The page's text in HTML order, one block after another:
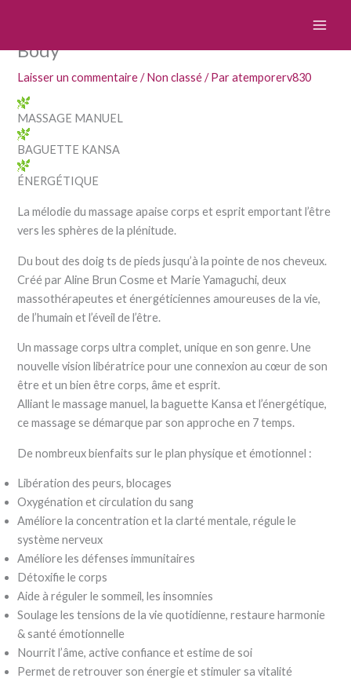
Body
Laisser un commentaire /Non classé/ Paratemporerv830
MASSAGE MANUEL
BAGUETTE KANSA
ÉNERGÉTIQUE
La mélodie du massage apaise corps et esprit emportant l’être
vers les sphères de la plénitude.
Du bout des doig ts de pieds jusqu’à la pointe de nos cheveux.
Créé par Aline Brun Cosme et Marie Yamaguchi, deux
massothérapeutes et énergéticiennes amoureuses de la vie,
de l’humain et l’éveil de l’être.
Un massage corps ultra complet, unique en son genre. Une
nouvelle vision libératrice pour une connexion au cœur de son
être et un bien être corps, âme et esprit.
Alliant le massage manuel, la baguette Kansa et l’énergétique,
ce massage se démarque par son approche en 7 temps.
De nombreux bienfaits sur le plan physique et émotionnel :
Libération des peurs, blocages
Oxygénation et circulation du sang
Améliore la concentration et la clarté mentale, régule le
système nerveux
Améliore les défenses immunitaires
Détoxifie le corps
Aide à réguler le sommeil, les insomnies
Soulage les tensions de la vie quotidienne, restaure harmonie
& santé émotionnelle
Nourrit l’âme, active confiance et estime de soi
Permet de retrouver son énergie et stimuler sa vitalité